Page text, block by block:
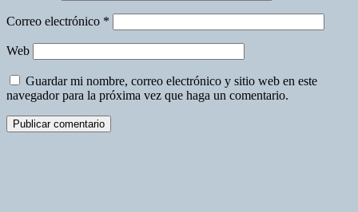
Correo electrónico *
Web
Guardar mi nombre, correo electrónico y sitio web en este
navegador para la próxima vez que haga un comentario.